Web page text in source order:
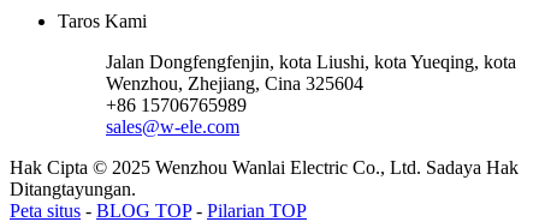
Taros Kami
Jalan Dongfengfenjin, kota Liushi, kota Yueqing, kota
Wenzhou, Zhejiang, Cina 325604
+86 15706765989
sales@w-ele.com
Hak Cipta © 2025 Wenzhou Wanlai Electric Co., Ltd. Sadaya Hak
Ditangtayungan.
Peta situs - BLOG TOP- Pilarian TOP